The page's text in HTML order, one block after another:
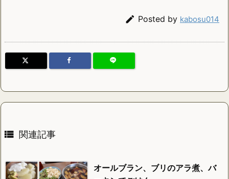
 Posted by kabosu014
 関連記事
オールブラン、ブリのアラ煮、バ